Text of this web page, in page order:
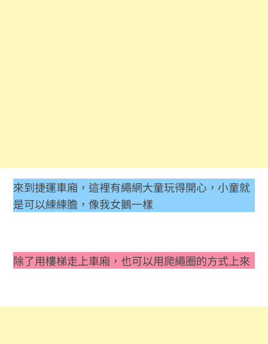
來到捷運車廂，這裡有繩網大童玩得開心，小童就
是可以練練膽，像我女鵝一樣
除了用樓梯走上車廂，也可以用爬繩圈的方式上來